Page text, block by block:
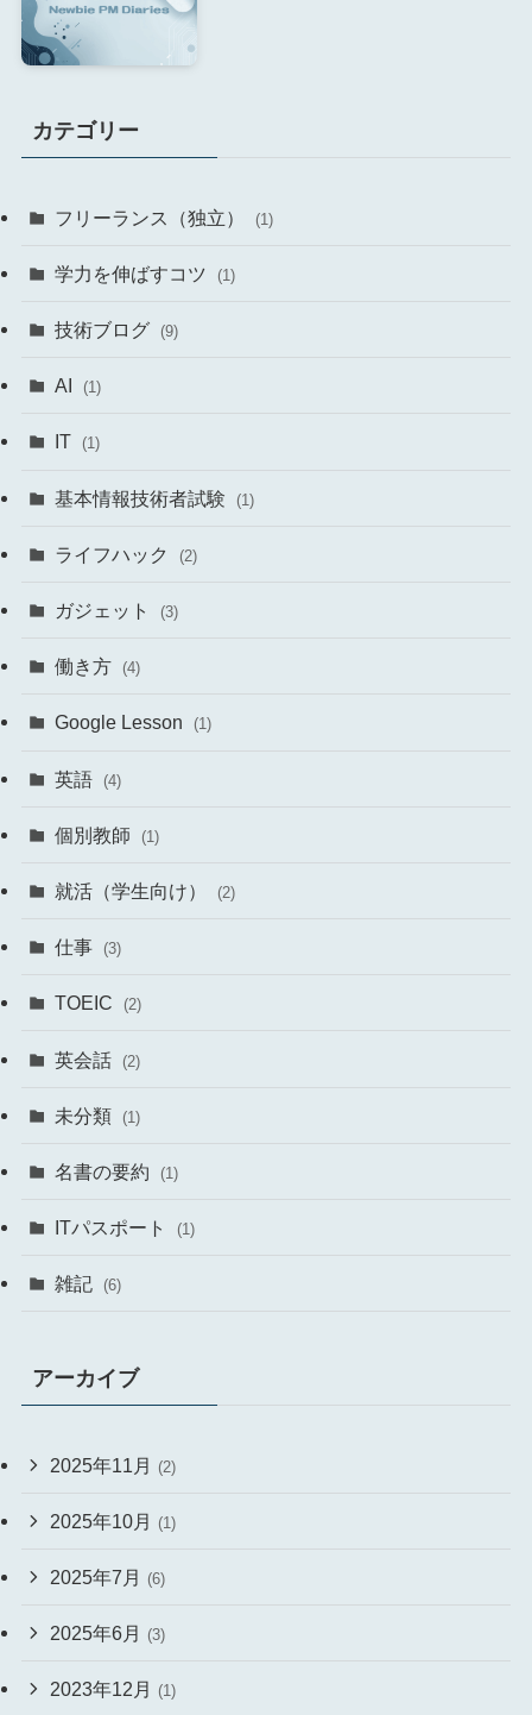
カテゴリー
フリーランス（独立） (1)
学力を伸ばすコツ (1)
技術ブログ (9)
AI (1)
IT (1)
基本情報技術者試験 (1)
ライフハック (2)
ガジェット (3)
働き方 (4)
Google Lesson (1)
英語 (4)
個別教師 (1)
就活（学生向け） (2)
仕事 (3)
TOEIC (2)
英会話 (2)
未分類 (1)
名書の要約 (1)
ITパスポート (1)
雑記 (6)
アーカイブ
2025年11月 (2)
2025年10月 (1)
2025年7月 (6)
2025年6月 (3)
2023年12月 (1)